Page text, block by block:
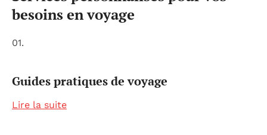
besoins en voyage
01.
Guides pratiques de voyage
Lire la suite